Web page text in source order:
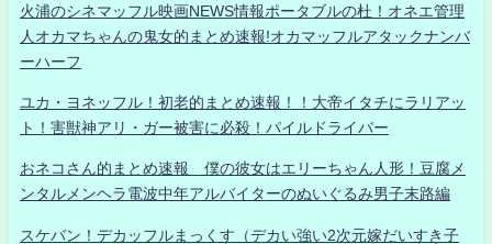
火浦のシネマッフル映画NEWS情報ポータブルの杜！オネエ管理
人オカマちゃんの鬼女的まとめ速報!オカマッフルアタックナンバ
ーハーフ
ユカ・ヨネッフル！初老的まとめ速報！！大帝イタチにラリアッ
ト！害獣神アリ・ガー被害に必殺！パイルドライバー
おネコさん的まとめ速報 僕の彼女はエリーちゃん人形！豆腐メ
ンタルメンヘラ電波中年アルバイターのぬいぐるみ男子末路編
スケバン！デカッフルまっくす（デカい強い2次元嫁だいすき子